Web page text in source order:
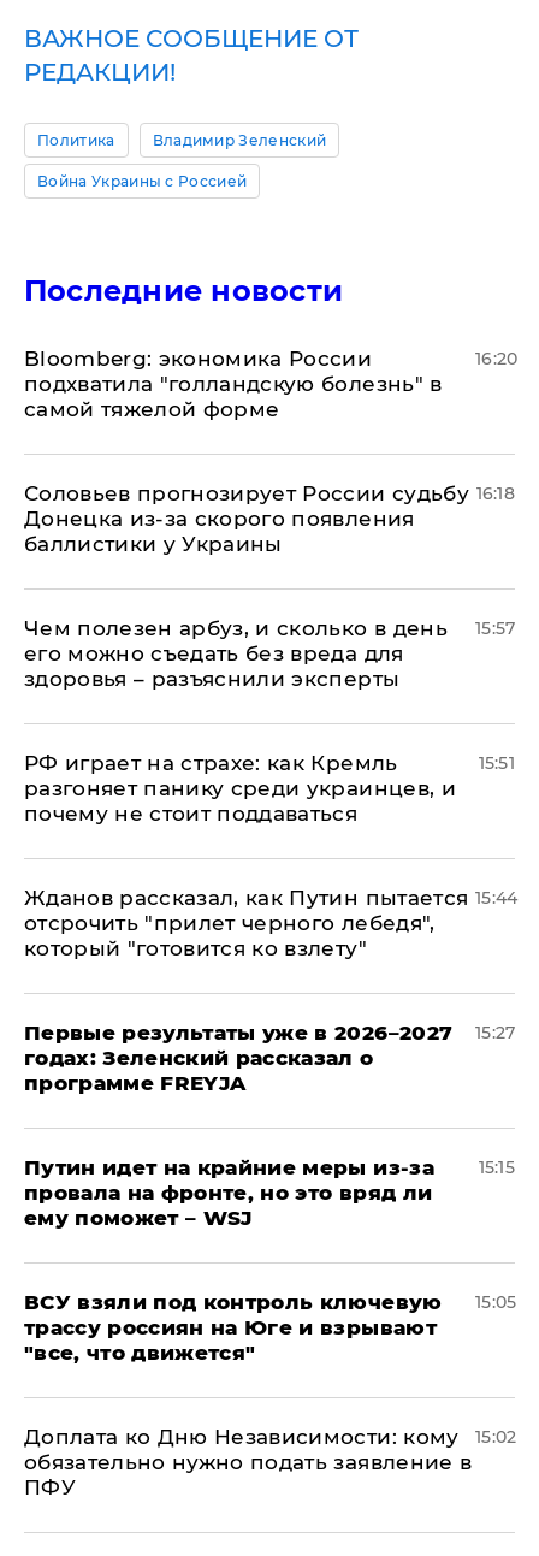
ВАЖНОЕ СООБЩЕНИЕ ОТ
РЕДАКЦИИ!
Политика Владимир Зеленский
Война Украины с Россией
Последние новости
Bloomberg: экономика России
подхватила "голландскую болезнь" в
самой тяжелой форме
16:20
Соловьев прогнозирует России судьбу
Донецка из-за скорого появления
баллистики у Украины
16:18
Чем полезен арбуз, и сколько в день
его можно съедать без вреда для
здоровья – разъяснили эксперты
15:57
РФ играет на страхе: как Кремль
разгоняет панику среди украинцев, и
почему не стоит поддаваться
15:51
Жданов рассказал, как Путин пытается
отсрочить "прилет черного лебедя",
который "готовится ко взлету"
15:44
Первые результаты уже в 2026–2027
годах: Зеленский рассказал о
программе FREYJA
15:27
Путин идет на крайние меры из-за
провала на фронте, но это вряд ли
ему поможет – WSJ
15:15
ВСУ взяли под контроль ключевую
трассу россиян на Юге и взрывают
"все, что движется"
15:05
Доплата ко Дню Независимости: кому
обязательно нужно подать заявление в
ПФУ
15:02